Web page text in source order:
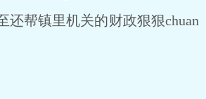
还帮镇里机关的财政狠狠chuan